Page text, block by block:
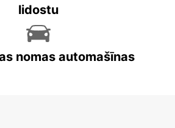
lidostu
nomas automašīnas